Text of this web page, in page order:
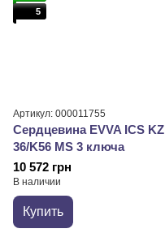
5
Артикул: 000011755
Сердцевина EVVA ICS KZ
36/K56 MS 3 ключа
10 572 грн
В наличии
Купить